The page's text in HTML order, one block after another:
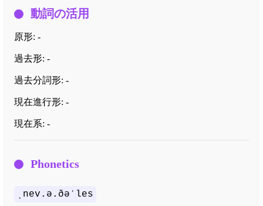
動詞の活用
原形: -
過去形: -
過去分詞形: -
現在進行形: -
現在系: -
Phonetics
ˌnev.ə.ðəˈles